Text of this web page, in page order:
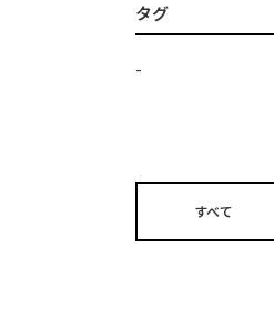
タグ
-
すべて